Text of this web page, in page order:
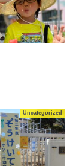
Uncategorized